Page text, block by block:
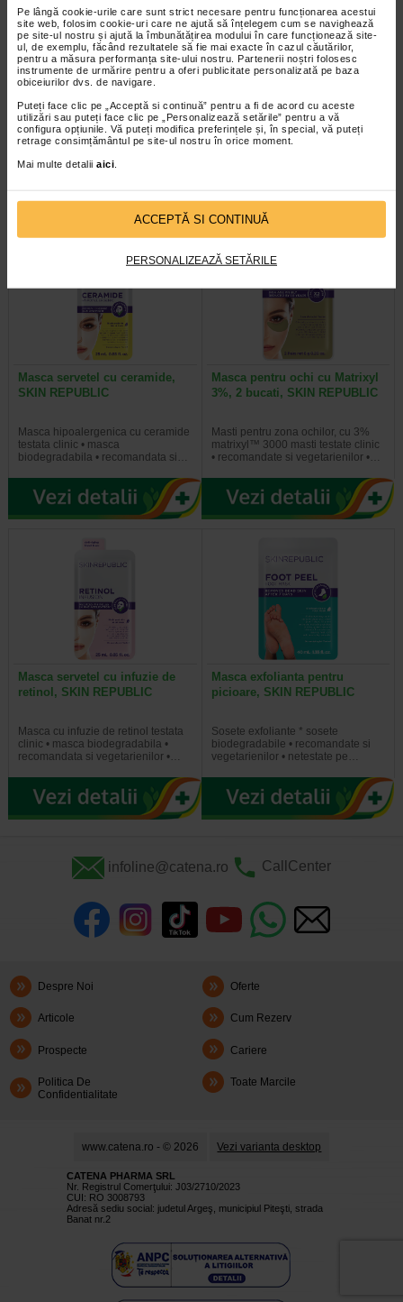
Pe lângă cookie-urile care sunt strict necesare pentru funcționarea acestui
site web, folosim cookie-uri care ne ajută să înțelegem cum se navighează
pe site-ul nostru și ajută la îmbunătățirea modului în care funcționează site-
ul, de exemplu, făcând rezultatele să fie mai exacte în cazul căutărilor,
pentru a măsura performanța site-ului nostru. Partenerii noștri folosesc
instrumente de urmărire pentru a oferi publicitate personalizată pe baza
obiceiurilor dvs. de navigare.
Puteți face clic pe „Acceptă si continuă” pentru a fi de acord cu aceste
utilizări sau puteți face clic pe „Personalizează setările” pentru a vă
configura opțiunile. Vă puteți modifica preferințele și, în special, vă puteți
retrage consimțământul pe site-ul nostru în orice moment.
Mai multe detalii aici
ACCEPTĂ SI CONTINUĂ
PERSONALIZEAZĂ SETĂRILE
Masca servetel cu 2%
Masca cu niacinamida 2% testata
clinic • masca biodegradabila •
Masca servetel oxigenanta cu
Masca purificatoare cu acid glicolic
testata clinic • masca
Masca servetel cu ceramide,
SKIN REPUBLIC
Masca hipoalergenica cu ceramide
testata clinic • masca
biodegradabila • recomandata si…
Masca pentru ochi cu Matrixyl
3%, 2 bucati, SKIN REPUBLIC
Masti pentru zona ochilor, cu 3%
matrixyl™ 3000 masti testate clinic
• recomandate si vegetarienilor •…
Masca servetel cu infuzie de
retinol, SKIN REPUBLIC
Masca cu infuzie de retinol testata
clinic • masca biodegradabila •
recomandata si vegetarienilor •…
Masca exfolianta pentru
picioare, SKIN REPUBLIC
Sosete exfoliante * sosete
biodegradabile • recomandate si
vegetarienilor • netestate pe…
infoline@catena.ro CallCenter
Despre Noi Oferte
Articole Cum Rezerv
Prospecte Cariere
Politica De
Confidentialitate
Toate Marcile
www.catena.ro - © 2026 Vezi varianta desktop
CATENA PHARMA SRL
Nr. Registrul Comerţului: J03/2710/2023
CUI: RO 3008793
Adresă sediu social: judetul Argeş, municipiul Piteşti, strada
Banat nr.2